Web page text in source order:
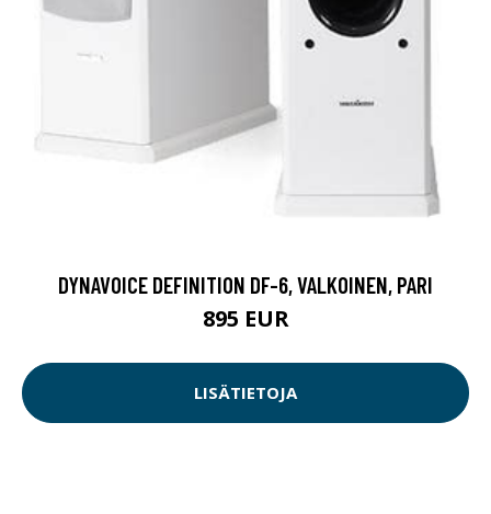
DYNAVOICE DEFINITION DF-6, VALKOINEN, PARI
895 EUR
LISÄTIETOJA